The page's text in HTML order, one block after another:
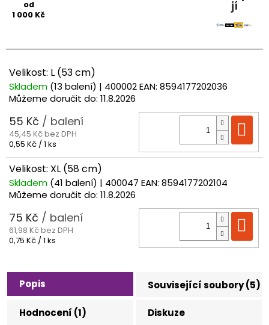
od
1 000 Kč
jí
Velikost: L (53 cm)
Skladem (13 balení) | 400002EAN: 8594177202036
Můžeme doručit do: 11.8.2026
55 Kč / balení
45,45 Kč bez DPH
Měrná
0,55 Kč / 1 ks
Velikost: XL (58 cm)
Skladem (41 balení) | 400047 EAN: 8594177202104
Můžeme doručit do: 11.8.2026
75 Kč / balení
61,98 Kč bez DPH
Měrná
0,75 Kč / 1 ks
Popis Související soubory (5)
Hodnocení (1) Diskuze